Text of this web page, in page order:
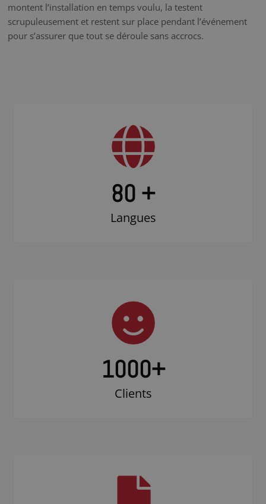
montent l’installation en temps voulu, la testent
scrupuleusement et restent sur place pendant l’événement
pour s’assurer que tout se déroule sans accrocs.
80 +
Langues
1000+
Clients